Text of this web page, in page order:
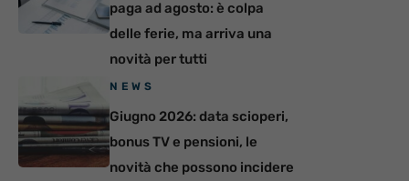
paga ad agosto: è colpa
delle ferie, ma arriva una
novità per tutti
NEWS
Giugno 2026: data scioperi,
bonus TV e pensioni, le
novità che possono incidere